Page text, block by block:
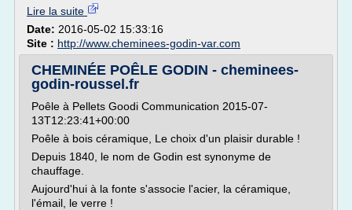
Lire la suite
Date: 2016-05-02 15:33:16
Site : http://www.cheminees-godin-var.com
CHEMINÉE POÊLE GODIN - cheminees-
godin-roussel.fr
Poêle à Pellets Goodi Communication 2015-07-
13T12:23:41+00:00
Poêle à bois céramique, Le choix d'un plaisir durable !
Depuis 1840, le nom de Godin est synonyme de
chauffage.
Aujourd'hui à la fonte s'associe l'acier, la céramique,
l'émail, le verre !